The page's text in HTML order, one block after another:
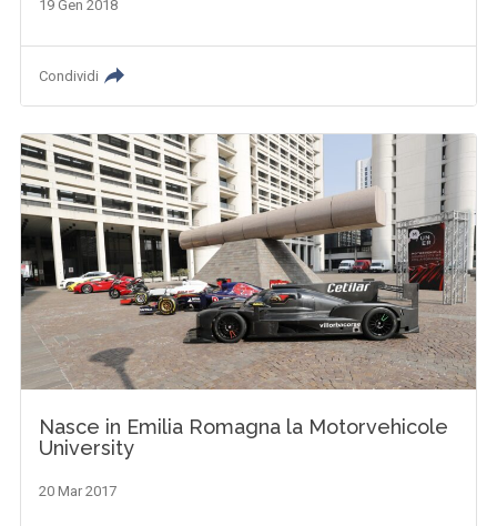
19 Gen 2018
Condividi
Nasce in Emilia Romagna la Motorvehicole
University
20 Mar 2017